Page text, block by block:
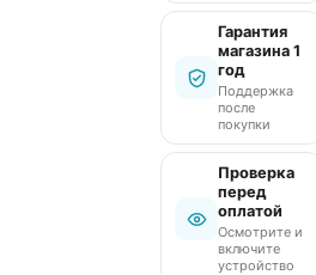
Гарантия
магазина 1
год
Поддержка
после
покупки
Проверка
перед
оплатой
Осмотрите и
включите
устройство